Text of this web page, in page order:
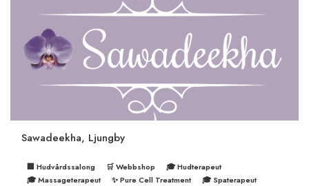
Sawadeekha, Ljungby
🏢 Hudvårdssalong 🛒 Webbshop
🎓 Hudterapeut
🎓 Massageterapeut
✨ Pure Cell Treatment 🎓 Spaterapeut